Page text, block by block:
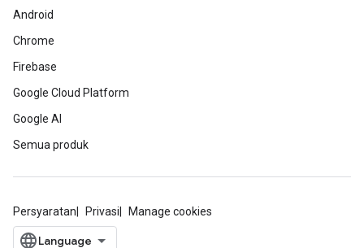
Android
Chrome
Firebase
Google Cloud Platform
Google AI
Semua produk
Persyaratan Privasi Manage cookies